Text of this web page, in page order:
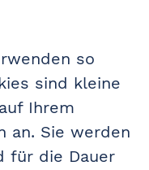
so
sind kleine
Ihrem
an. Sie werden
für die Dauer